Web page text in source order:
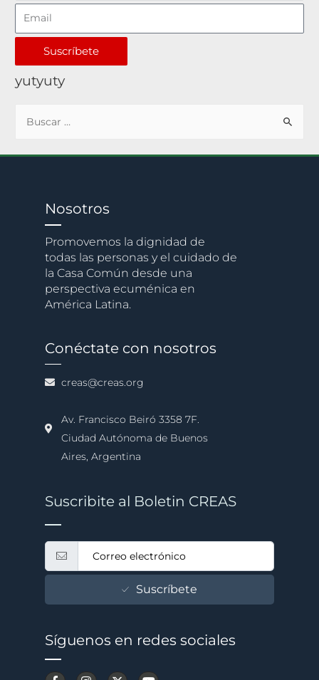
Suscríbete
yutyuty
Nosotros
Promovemos la dignidad de
todas las personas y el cuidado de
la Casa Común desde una
perspectiva ecuménica en
América Latina.
Conéctate con nosotros
creas@creas.org
Av. Francisco Beiró 3358 7F.
Ciudad Autónoma de Buenos
Aires, Argentina
Suscribite al Boletin CREAS
Suscríbete
Síguenos en redes sociales